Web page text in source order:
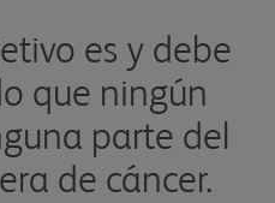
es y debe
que ningún
parte del
de cáncer.